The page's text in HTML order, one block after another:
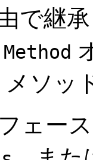
で継
Method
メソッ
ェー